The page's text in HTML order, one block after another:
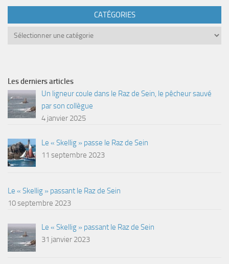
CATÉGORIES
Catégories
Les derniers articles
Un ligneur coule dans le Raz de Sein, le pêcheur sauvé
par son collègue
4 janvier 2025
Le « Skellig » passe le Raz de Sein
11 septembre 2023
Le « Skellig » passant le Raz de Sein
10 septembre 2023
Le « Skellig » passant le Raz de Sein
31 janvier 2023